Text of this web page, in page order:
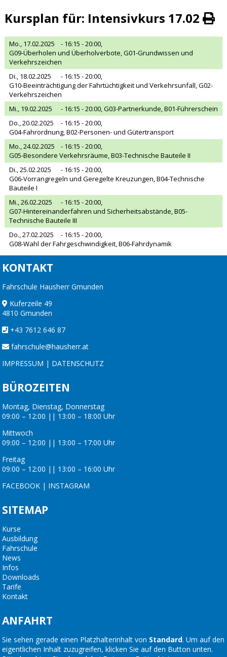
Kursplan für: Intensivkurs 17.02
Mo., 17.02.2025
- 16:15 - 20:00,
G09-Überholen und Überholverbote, G01-Grundwissen und
Verkehrszeichen
Di., 18.02.2025
- 16:15 - 20:00,
G10-Beeinträchtigung der Fahrtüchtigkeit und Verkehrsunfall, G02-
Verkehrszeichen
Mi., 19.02.2025
- 16:15 - 20:00,G03-Partnerkunde, B01-Führerschein
Do., 20.02.2025
- 16:15 - 20:00,
G04-Fahrordnung, B02-Personen- und Gütertransport
Mo., 24.02.2025
- 16:15 - 20:00,
G05-Besondere Verkehrsräume, B03-Technische Bauteile II
Di., 25.02.2025
- 16:15 - 20:00,
G06-Vorrangregeln und Geregelte Kreuzungen, B04-Technische
Bauteile I
Mi., 26.02.2025
- 16:15 - 20:00,
G07-Hintereinanderfahren und Sicherheitsabstände, B05-
Technische Bauteile III
Do., 27.02.2025
- 16:15 - 20:00,
G08-Wahl der Fahrgeschwindigkeit, B06-Fahrdynamik
KONTAKT
Fahrschule Hausherr Gmunden
Kuferzeile 49
4810 Gmunden
+43 7612 646 87
fahrschule@hausherr.at
IMPRESSUM | DATENSCHUTZ
BÜROZEITEN
Montag, Dienstag, Donnerstag
09:00 – 12:00 || 13:00 – 18:00 Uhr
Mittwoch
09:00 – 12:00 || 13:00 – 17:00 Uhr
Freitag
09:00 – 12:00 || 13:00 – 16:00 Uhr
FACEBOOK | INSTAGRAM
SITEMAP
Kurse
Ausbildung
Fahrschule
News
Infos
Downloads
Tarife
Kontakt
ANFAHRT
Sie sehen gerade einen Platzhalterinhalt von Standard. Um auf den
eigentlichen Inhalt zuzugreifen, klicken Sie auf den Button unten.